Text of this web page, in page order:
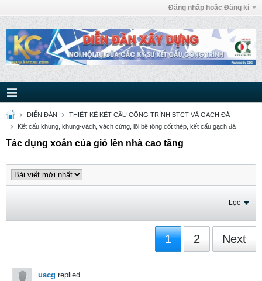
Đăng nhập hoặc Đăng kí
DIỄN ĐÀN
THIẾT KẾ KẾT CẤU CÔNG TRÌNH BTCT VÀ GẠCH ĐÁ
Kết cấu khung, khung-vách, vách cứng, lõi bê tông cốt thép, kết cấu gạch đá
Tác dụng xoắn của gió lên nhà cao tầng
Lọc
1 2 Next
uacg replied